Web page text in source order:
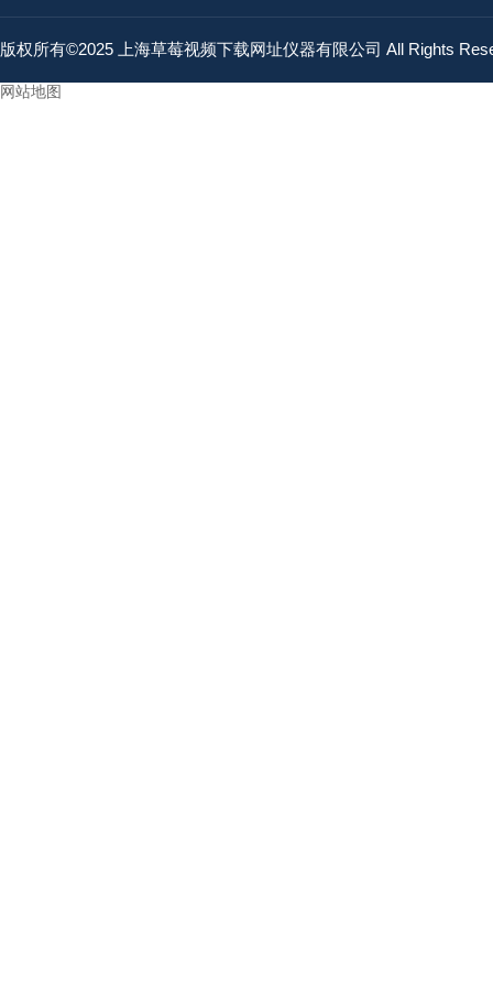
版权所有©2025 上海草莓视频下载网址仪器有限公司 All Rights
网站地图